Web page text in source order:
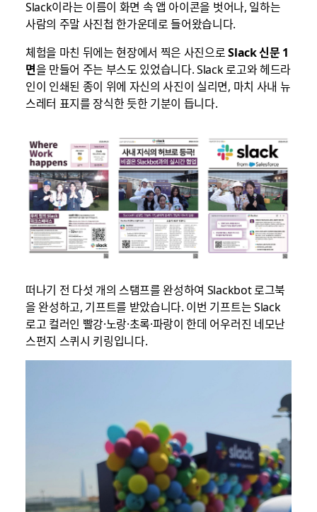
Slack이라는 이름이 화면 속 앱 아이콘을 벗어나, 일하는
사람의 주말 사진첩 한가운데로 들어왔습니다.
체험을 마친 뒤에는 현장에서 찍은 사진으로Slack신문 1
면을 만들어 주는 부스도 있었습니다. Slack 로고와 헤드라
인이 인쇄된 종이 위에 자신의 사진이 실리면, 마치 사내 뉴
스레터 표지를 장식한 듯한 기분이 듭니다.
떠나기 전 다섯 개의 스탬프를 완성하여 Slackbot 로그북
을 완성하고, 기프트를 받았습니다. 이번 기프트는 Slack
로고 컬러인 빨강·노랑·초록·파랑이 한데 어우러진 네모난
스펀지 스퀴시 키링입니다.